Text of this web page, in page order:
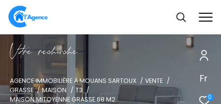
Fr
0
Vore recece
AGENCE IMMOBILIÈRE À MOUANS SARTOUX
VENTE
GRASSE
MAISON
T3
MAISON MITOYENNE GRASSE 68 M2